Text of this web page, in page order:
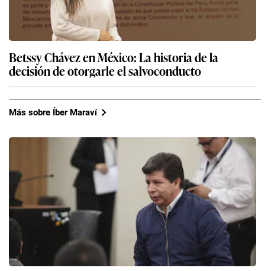
Betssy Chávez en México: La historia de la
decisión de otorgarle el salvoconducto
Más sobre Íber Maraví